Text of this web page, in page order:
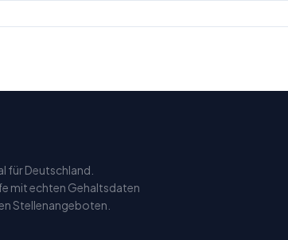
für Deutschland.
mit echten Gehaltsdaten
Stellenangeboten.